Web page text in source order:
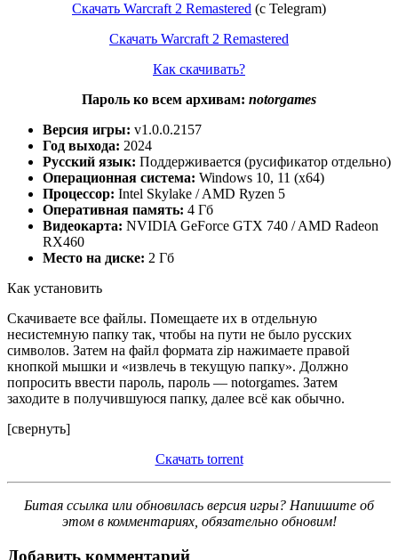
Скачать Warcraft 2 Remastered (с Telegram)
Скачать Warcraft 2 Remastered
Как скачивать?
Пароль ко всем архивам: notorgames
Версия игры: v1.0.0.2157
Год выхода: 2024
Русский язык: Поддерживается (русификатор отдельно)
Операционная система: Windows 10, 11 (x64)
Процессор: Intel Skylake / AMD Ryzen 5
Оперативная память: 4 Гб
Видеокарта: NVIDIA GeForce GTX 740 / AMD Radeon
RX460
Место на диске: 2 Гб
Как установить
Скачиваете все файлы. Помещаете их в отдельную
несистемную папку так, чтобы на пути не было русских
символов. Затем на файл формата zip нажимаете правой
кнопкой мышки и «извлечь в текущую папку». Должно
попросить ввести пароль, пароль — notorgames. Затем
заходите в получившуюся папку, далее всё как обычно.
[свернуть]
Скачать torrent
Битая ссылка или обновилась версия игры? Напишите об
этом в комментариях, обязательно обновим!
Добавить комментарий